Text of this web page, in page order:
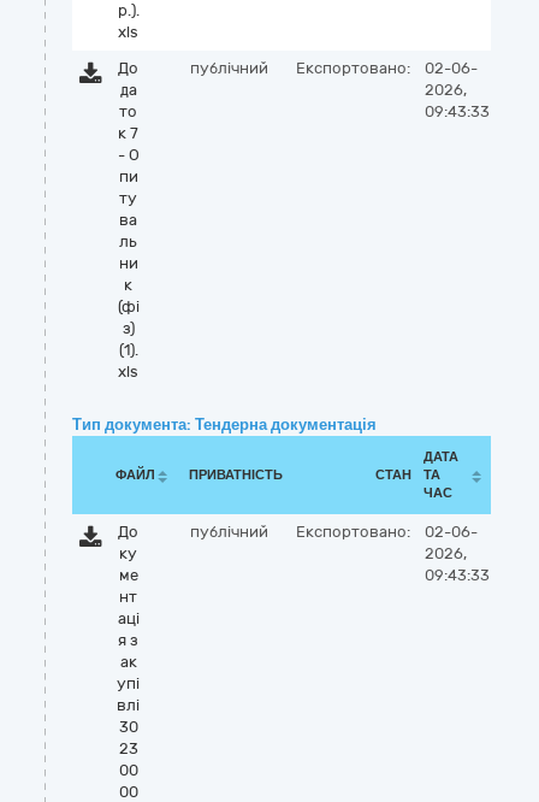
р.).
xls
До
да
то
к 7
- О
пи
ту
ва
ль
ни
к
(фі
з)
(1).
xls
публічний Експортовано:
02-06-
2026,
09:43:33
Тип документа: Тендерна документація
ФАЙЛ ПРИВАТНІСТЬ СТАН
ДАТА
ТА
ЧАС
До
ку
ме
нт
аці
я з
ак
упі
влі
30
23
00
00
публічний Експортовано:
02-06-
2026,
09:43:33